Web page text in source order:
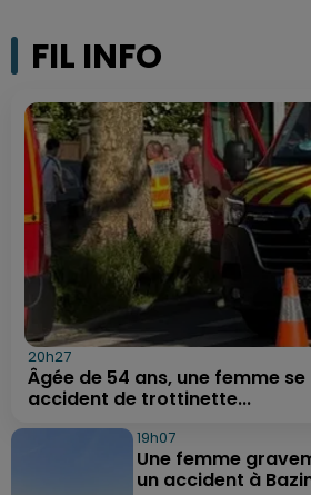
FIL INFO
20h27
Âgée de 54 ans, une femme
accident de trottinette...
19h07
Une femme
un accident à